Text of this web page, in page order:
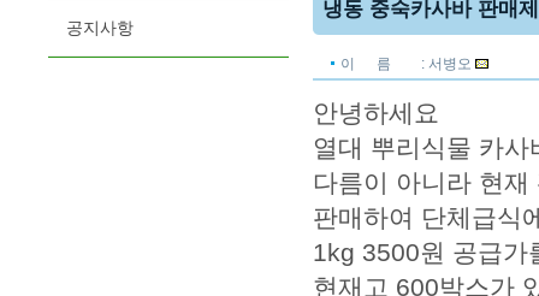
공지사항
냉동 중숙카사바 판매
이 름 : 서병오
안녕하세요
열대 뿌리식물 카
다름이 아니라 현
판매하여 단체급식
1kg 3500원 공급가
현재고 600박스가